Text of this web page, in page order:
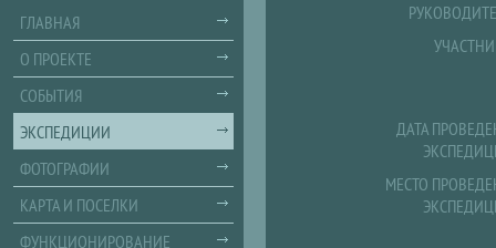
ДАТА
МЕСТО
ГЛАВНАЯ
О ПРОЕКТЕ
СОБЫТИЯ
ЭКСПЕДИЦИИ
ФОТОГРАФИИ
КАРТА И ПОСЕЛКИ
ФУНКЦИОНИРОВАНИЕ